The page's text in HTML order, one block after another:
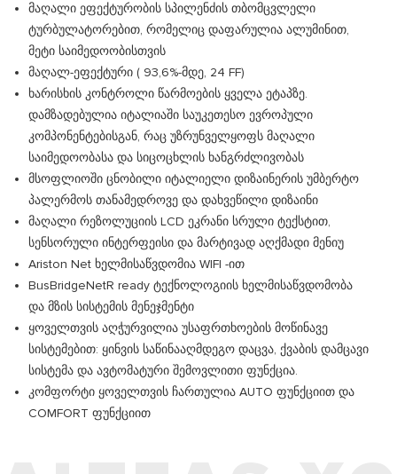
მაღალი ეფექტურობის სპილენძის თბომცვლელი
ტურბულატორებით, რომელიც დაფარულია ალუმინით,
მეტი საიმედოობისთვის
მაღალ-ეფექტური ( 93,6%-მდე, 24 FF)
ხარისხის კონტროლი წარმოების ყველა ეტაპზე.
დამზადებულია იტალიაში საუკეთესო ევროპული
კომპონენტებისგან, რაც უზრუნველყოფს მაღალი
საიმედოობასა და სიცოცხლის ხანგრძლივობას
მსოფლიოში ცნობილი იტალიელი დიზაინერის უმბერტო
პალერმოს თანამედროვე და დახვეწილი დიზაინი
მაღალი რეზოლუციის LCD ეკრანი სრული ტექსტით,
სენსორული ინტერფეისი და მარტივად აღქმადი მენიუ
Ariston Net ხელმისაწვდომია WIFI -ით
BusBridgeNetR ready ტექნოლოგიის ხელმისაწვდომობა
და მზის სისტემის მენეჯმენტი
ყოველთვის აღჭურვილია უსაფრთხოების მოწინავე
სისტემებით: ყინვის საწინააღმდეგო დაცვა, ქვაბის დამცავი
სისტემა და ავტომატური შემოვლითი ფუნქცია.
კომფორტი ყოველთვის ჩართულია AUTO ფუნქციით და
COMFORT ფუნქციით